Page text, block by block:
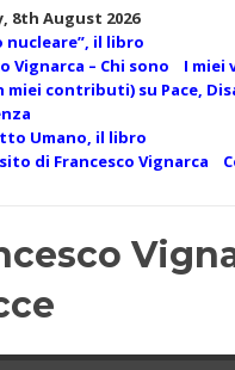
8th August 2026
nucleare”, il libro
Vignarca – Chi sono
I miei
miei contributi) su Pace,
Umano, il libro
di Francesco Vignarca